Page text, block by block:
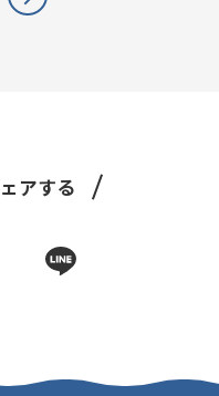
アする